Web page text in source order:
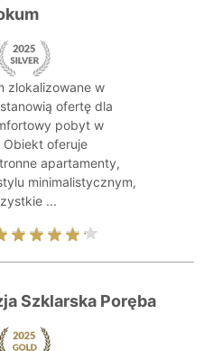
zlokalizowane w
ofertę dla
pobyt w
Obiekt oferuje
apartamenty,
minimalistycznym,
...
Szklarska Poręba